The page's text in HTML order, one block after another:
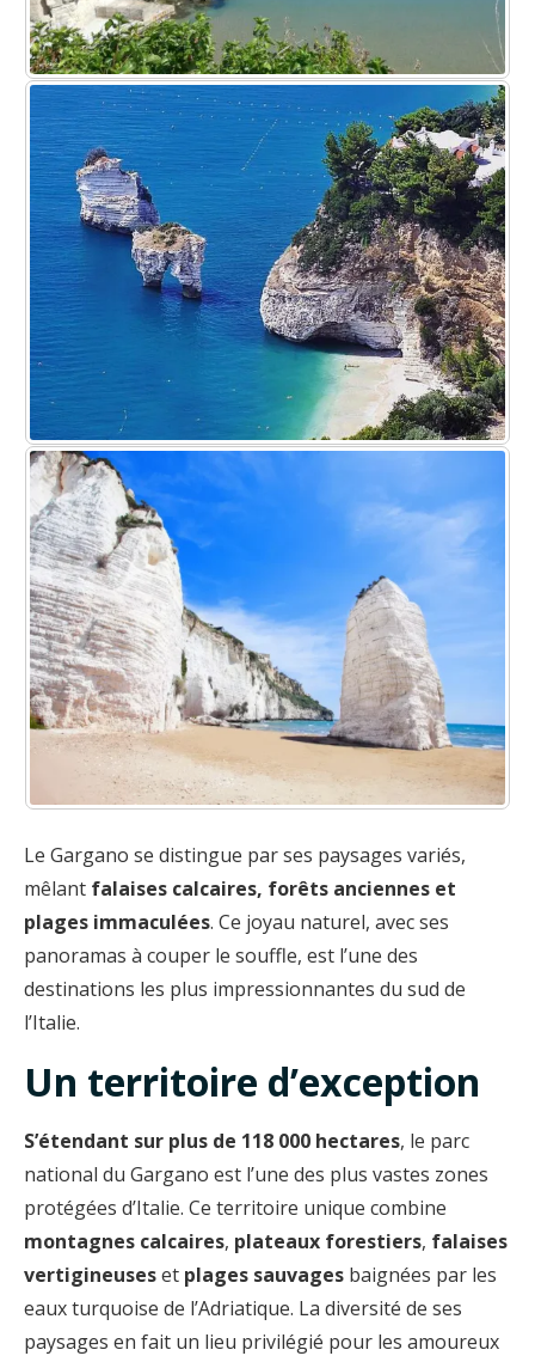
Le Gargano se distingue par ses paysages variés,
mêlant falaises calcaires, forêts anciennes et
plages immaculées. Ce joyau naturel, avec ses
panoramas à couper le souffle, est l’une des
destinations les plus impressionnantes du sud de
l’Italie.
Un territoire d’exception
S’étendant sur plus de 118 000 hectares, le parc
national du Gargano est l’une des plus vastes zones
protégées d’Italie. Ce territoire unique combine
montagnes calcaires, plateaux forestiers, falaises
vertigineuseset plages sauvages baignées par les
eaux turquoise de l’Adriatique. La diversité de ses
paysages en fait un lieu privilégié pour les amoureux